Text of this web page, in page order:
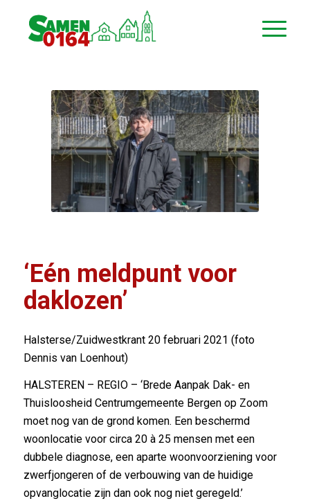
‘Eén meldpunt voor
daklozen’
Halsterse/Zuidwestkrant 20 februari 2021 (foto
Dennis van Loenhout)
HALSTEREN – REGIO – ‘Brede Aanpak Dak- en
Thuisloosheid Centrumgemeente Bergen op Zoom
moet nog van de grond komen. Een beschermd
woonlocatie voor circa 20 à 25 mensen met een
dubbele diagnose, een aparte woonvoorziening voor
zwerfjongeren of de verbouwing van de huidige
opvanglocatie zijn dan ook nog niet geregeld.’